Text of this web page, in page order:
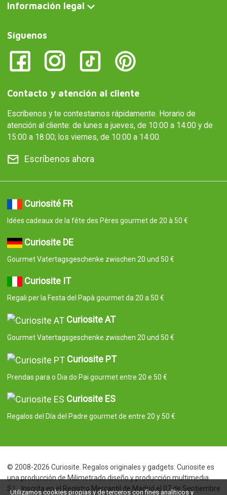
Información legal
Síguenos
Contacto y atención al cliente
Escríbenos y te contestamos rápidamente. Horario de
atención al cliente: de lunes a jueves, de 10:00 a 14:00 y de
15:00 a 18:00; los viernes, de 10:00 a 14:00.
Escríbenos ahora
Curiosité FR
Idées cadeaux de la fête des Pères gourmet de 20 à 50 €
Curiosite DE
Gourmet Vatertagsgeschenke zwischen 20 und 50 €
Curiosite IT
Regali per la Festa del Papà gourmet da 20 a 50 €
Curiosite AT
Gourmet Vatertagsgeschenke zwischen 20 und 50 €
Curiosite PT
Prendas para o Dia do Pai gourmet entre 20 e 50 €
Curiosite ES
Regalos del Día del Padre gourmet de entre 20 y 50 €
© 2008-2026 Curiosite. Regalos originales y gadgets. Curiosite es
una producción de Milimetrado diseño y producción multimedia
S.L.. Inscrita en el Registro Mercantil de Madrid el 07 de Septiembre
Utilizamos cookies propias y de terceros con fines analíticos y